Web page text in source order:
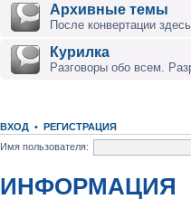
Архивные темы
После конвертации
Курилка
Разговоры обо всем.
ВХОД • РЕГИСТРАЦИЯ
Имя пользователя:
ИНФОРМАЦИЯ